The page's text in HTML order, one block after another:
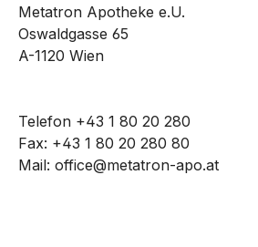
Metatron Apotheke e.U.
Oswaldgasse 65
A-1120 Wien
Telefon +43 1 80 20 280
Fax: +43 1 80 20 280 80
Mail: office@metatron-apo.at